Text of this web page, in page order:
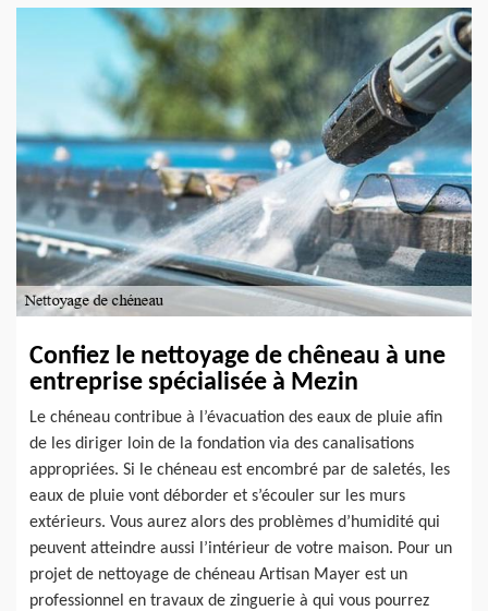
Confiez le nettoyage de chêneau à une
entreprise spécialisée à Mezin
Le chéneau contribue à l’évacuation des eaux de pluie afin
de les diriger loin de la fondation via des canalisations
appropriées. Si le chéneau est encombré par de saletés, les
eaux de pluie vont déborder et s’écouler sur les murs
extérieurs. Vous aurez alors des problèmes d’humidité qui
peuvent atteindre aussi l’intérieur de votre maison. Pour un
projet de nettoyage de chéneau Artisan Mayer est un
professionnel en travaux de zinguerie à qui vous pourrez